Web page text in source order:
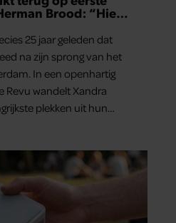
Brood: “Hier
25 jaar geleden dat
na zijn sprong van het
In een openhartig
Revu wandelt Xandra
plekken uit hun
Daar begon hun leven
Lola geboren.